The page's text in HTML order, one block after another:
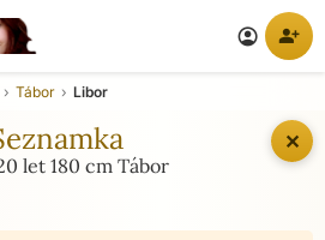
account_circle person_add
✕
Tábor Libor
let 180 cm Tábor